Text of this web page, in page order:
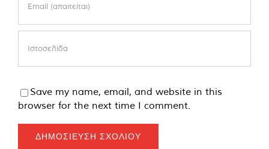
Save my name, email, and website in this
browser for the next time I comment.